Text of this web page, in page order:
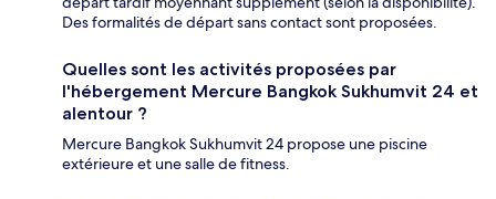
Des formalités de départ sans contact sont proposées.
Quelles sont les activités proposées par
l'hébergement Mercure Bangkok Sukhumvit 24 et
alentour ?
Mercure Bangkok Sukhumvit 24 propose une piscine
extérieure et une salle de fitness.